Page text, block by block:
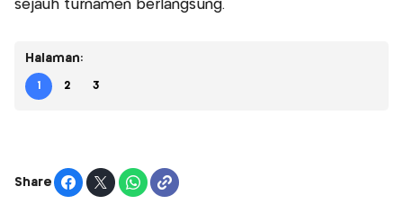
sejauh turnamen berlangsung.
Halaman:
1 2 3
Share